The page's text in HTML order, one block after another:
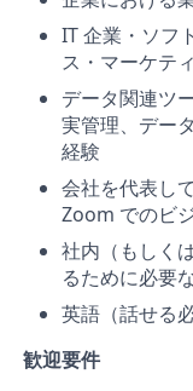
IT 企業・ソフ
ス・マーケテ
データ関連ツ
実管理、デー
経験
会社を代表し
Zoom でのビ
社内（もしく
るために必要
英語（話せる
歓迎要件